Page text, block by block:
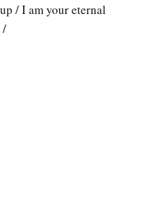
/ I am your eternal
/